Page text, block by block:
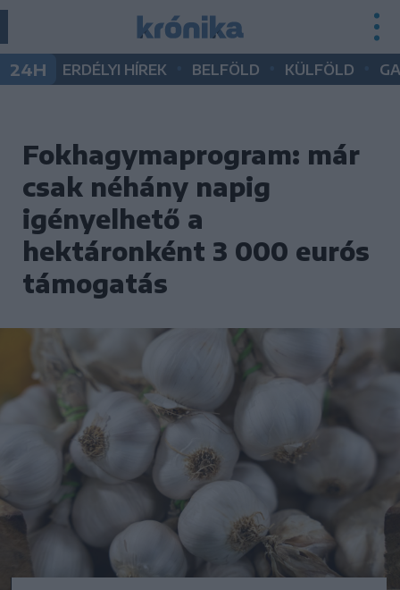
24H ERDÉLYI HÍREK BELFÖLD KÜLFÖLD
Fokhagymaprogram: már
csak néhány napig
igényelhető a
hektáronként 3 000 eurós
támogatás